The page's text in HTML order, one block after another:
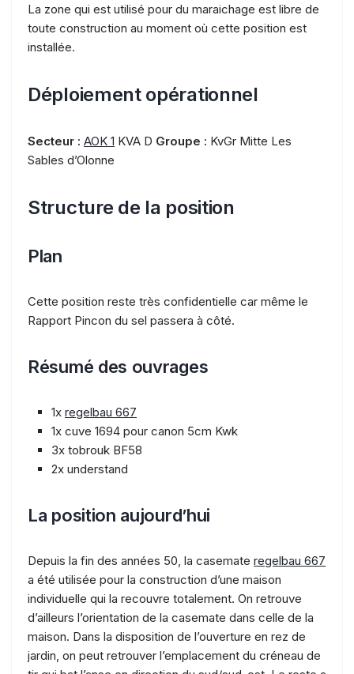
La zone qui est utilisé pour du maraichage est libre de
toute construction au moment où cette position est
installée.
Déploiement opérationnel
Secteur : AOK 1 KVA D Groupe : KvGr Mitte Les
Sables d’Olonne
Structure de la position
Plan
Cette position reste très confidentielle car même le
Rapport Pincon du sel passera à côté.
Résumé des ouvrages
1x regelbau 667
1x cuve 1694 pour canon 5cm Kwk
3x tobrouk BF58
2x understand
La position aujourd’hui
Depuis la fin des années 50, la casemate regelbau 667
a été utilisée pour la construction d’une maison
individuelle qui la recouvre totalement. On retrouve
d’ailleurs l’orientation de la casemate dans celle de la
maison. Dans la disposition de l’ouverture en rez de
jardin, on peut retrouver l’emplacement du créneau de